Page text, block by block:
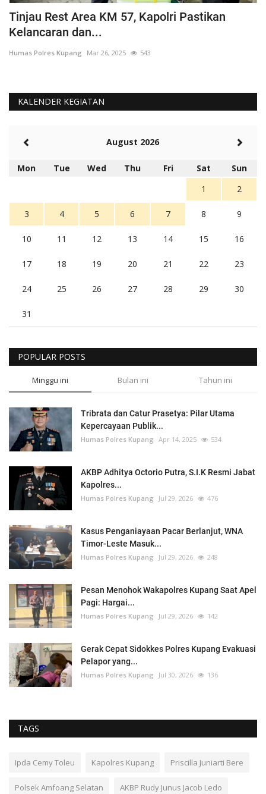
Tinjau Rest Area KM 57, Kapolri Pastikan
Kelancaran dan...
Humas Polres Kupang Mar 26, 2025 543
KALENDER KEGIATAN
August 2026
Mon Tue Wed Thu Fri Sat
Sun
1
2
3 4 5 6 7 8 9
10 11 12 13 14 15 16
17 18 19 20 21 22 23
24 25 26 27 28 29 30
31
POPULAR POSTS
Minggu ini Bulan ini Tahun ini
Tribrata dan Catur Prasetya: Pilar Utama
Kepercayaan Publik...
Humas Polres Kupang Apr 14, 2025 534
AKBP Adhitya Octorio Putra, S.I.K Resmi Jabat
Kapolres...
Humas Polres Kupang Jul 29, 2026 476
Kasus Penganiayaan Pacar Berlanjut, WNA
Timor-Leste Masuk...
Humas Polres Kupang Jul 29, 2026 248
Pesan Menohok Wakapolres Kupang Saat Apel
Pagi: Hargai...
Humas Polres Kupang Jul 29, 2026 142
Gerak Cepat Sidokkes Polres Kupang Evakuasi
Pelapor yang...
Humas Polres Kupang Jul 30, 2026 136
TAGS
Ipda Cemy Toleu Kapolres Kupang Priscilla Juniarti Bere
Polsek Amfoang Selatan AKBP Rudy Junus Jacob Ledo